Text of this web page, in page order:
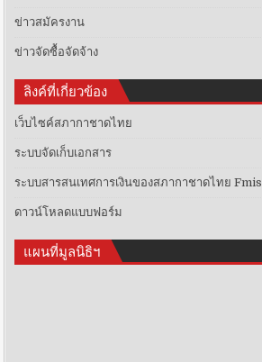
ข่าวสมัครงาน
ข่าวจัดซื้อจัดจ้าง
ลิงค์ที่เกี่ยวข้อง
เว็บไซค์สภากาชาดไทย
ระบบจัดเก็บเอกสาร
ระบบสารสนเทศการเงินของสภากาชาดไทย Fmis
ดาวน์โหลดแบบฟอร์ม
แผนที่มูลนิธิฯ